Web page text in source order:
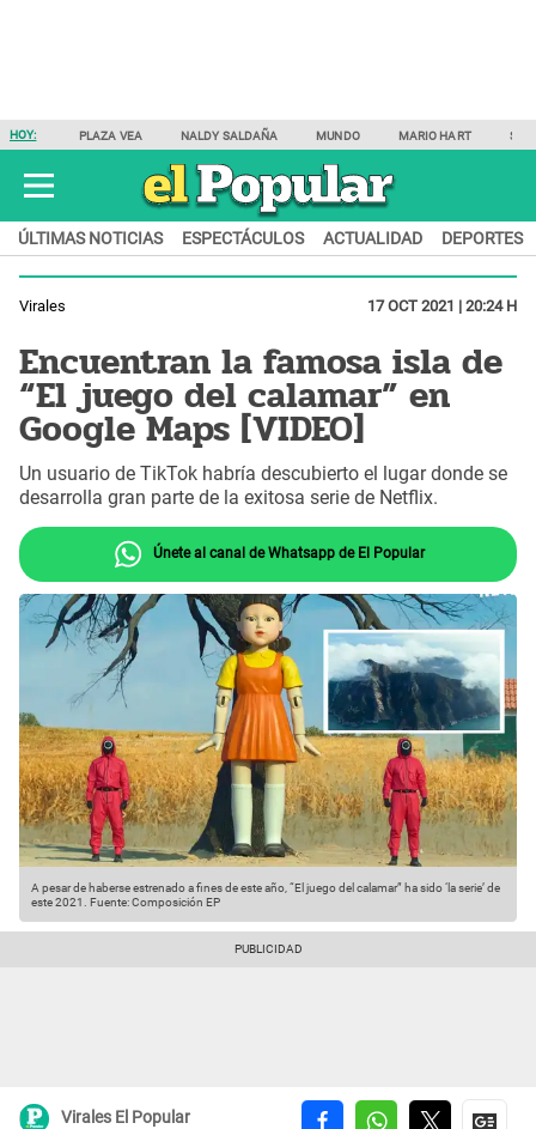
HOY: PLAZA VEA NALDY SALDAÑA MUNDO MARIO HART
ÚLTIMAS NOTICIAS ESPECTÁCULOS ACTUALIDAD DEPORTES
Virales 17 OCT 2021 | 20:24 H
Encuentran la famosa isla de
“El juego del calamar” en
Google Maps [VIDEO]
Un usuario de TikTok habría descubierto el lugar donde se
desarrolla gran parte de la exitosa serie de Netflix.
Únete al canal de Whatsapp de El Popular
A pesar de haberse estrenado a fines de este año, “El juego del calamar” ha sido ‘la serie’ de
este 2021. Fuente: Composición EP
Virales El Popular